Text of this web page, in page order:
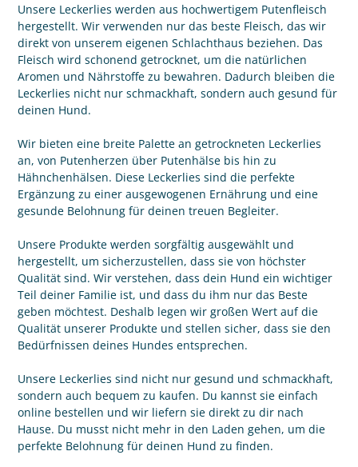
Unsere Leckerlies werden aus hochwertigem Putenfleisch
hergestellt. Wir verwenden nur das beste Fleisch, das wir
direkt von unserem eigenen Schlachthaus beziehen. Das
Fleisch wird schonend getrocknet, um die natürlichen
Aromen und Nährstoffe zu bewahren. Dadurch bleiben die
Leckerlies nicht nur schmackhaft, sondern auch gesund für
deinen Hund.
Wir bieten eine breite Palette an getrockneten Leckerlies
an, von Putenherzen über Putenhälse bis hin zu
Hähnchenhälsen. Diese Leckerlies sind die perfekte
Ergänzung zu einer ausgewogenen Ernährung und eine
gesunde Belohnung für deinen treuen Begleiter.
Unsere Produkte werden sorgfältig ausgewählt und
hergestellt, um sicherzustellen, dass sie von höchster
Qualität sind. Wir verstehen, dass dein Hund ein wichtiger
Teil deiner Familie ist, und dass du ihm nur das Beste
geben möchtest. Deshalb legen wir großen Wert auf die
Qualität unserer Produkte und stellen sicher, dass sie den
Bedürfnissen deines Hundes entsprechen.
Unsere Leckerlies sind nicht nur gesund und schmackhaft,
sondern auch bequem zu kaufen. Du kannst sie einfach
online bestellen und wir liefern sie direkt zu dir nach
Hause. Du musst nicht mehr in den Laden gehen, um die
perfekte Belohnung für deinen Hund zu finden.